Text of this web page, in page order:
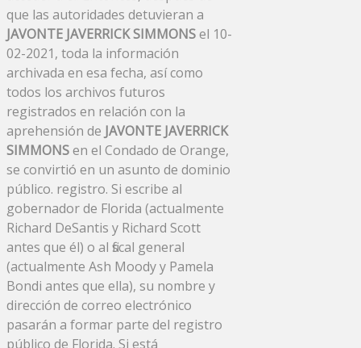
que las autoridades detuvieran a
JAVONTE JAVERRICK SIMMONSel 10-
02-2021, toda la información
archivada en esa fecha, así como
todos los archivos futuros
registrados en relación con la
aprehensión de JAVONTE JAVERRICK
SIMMONSen el Condado de Orange,
se convirtió en un asunto de dominio
público. registro. Si escribe al
gobernador de Florida (actualmente
Richard DeSantis y Richard Scott
antes que él) o al fiscal general
(actualmente Ash Moody y Pamela
Bondi antes que ella), su nombre y
dirección de correo electrónico
pasarán a formar parte del registro
público de Florida. Si está